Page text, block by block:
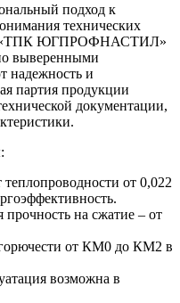
подход к
технических
«ТПК ЮГПРОФНАСТИЛ»
выверенными
надежность и
партия продукции
документации,
от 0,022
на сжатие – от
от КМ0 до КМ2 в
возможна в